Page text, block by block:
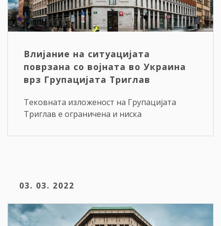
Влијание на ситуацијата
поврзана со војната во Украина
врз Групацијата Триглав
Тековната изложеност на Групацијата
Триглав е ограничена и ниска
03. 03. 2022